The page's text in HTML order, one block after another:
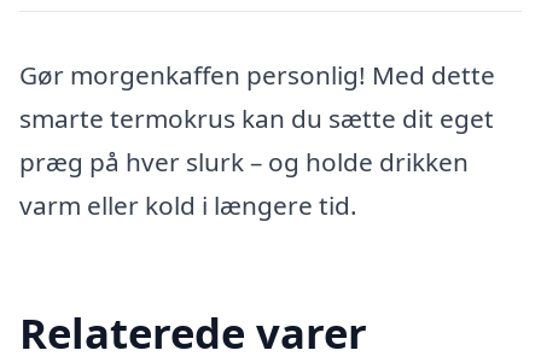
Gør morgenkaffen personlig! Med dette
smarte termokrus kan du sætte dit eget
præg på hver slurk – og holde drikken
varm eller kold i længere tid.
Relaterede varer